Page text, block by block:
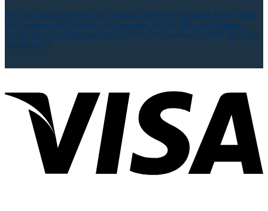
Biến tần Yaskawa Bien tan Yaskawa Biến tần Yaskawa A1000 Biến
tần Yaskawa E1000 Biến tần Yaskawa V1000 Biến tần Yaskawa
J1000 Biến tần Yaskawa GA700 Biến tần Yaskawa GA500 Biến tần
Yaskawa G7